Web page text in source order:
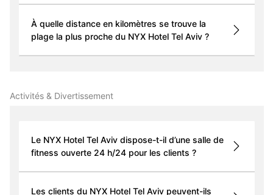
À quelle distance en kilomètres se trouve la
plage la plus proche du NYX Hotel Tel Aviv ?
Activités & Divertissement
Le NYX Hotel Tel Aviv dispose-t-il d’une salle de
fitness ouverte 24 h/24 pour les clients ?
Les clients du NYX Hotel Tel Aviv peuvent-ils